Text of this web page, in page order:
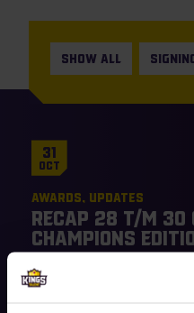
SHOW ALL
31
Oct
Awards Updates
Recap 28 t/m
Champions
Share on social